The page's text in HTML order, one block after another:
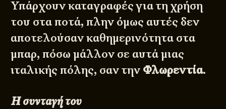
Υπάρχουν καταγραφές για τη χρήση
του στα ποτά, πλην όμως αυτές δεν
αποτελούσαν καθημερινότητα στα
μπαρ, πόσω μάλλον σε αυτά μιας
ιταλικής πόλης, σαν την Φλωρεντία.
Η συνταγή του